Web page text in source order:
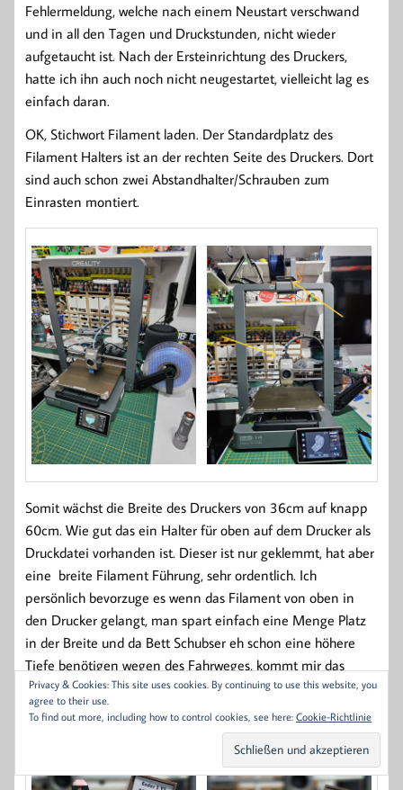
Fehlermeldung, welche nach einem Neustart verschwand
und in all den Tagen und Druckstunden, nicht wieder
aufgetaucht ist. Nach der Ersteinrichtung des Druckers,
hatte ich ihn auch noch nicht neugestartet, vielleicht lag es
einfach daran.
OK, Stichwort Filament laden. Der Standardplatz des
Filament Halters ist an der rechten Seite des Druckers. Dort
sind auch schon zwei Abstandhalter/Schrauben zum
Einrasten montiert.
Somit wächst die Breite des Druckers von 36cm auf knapp
60cm. Wie gut das ein Halter für oben auf dem Drucker als
Druckdatei vorhanden ist. Dieser ist nur geklemmt, hat aber
eine breite Filament Führung, sehr ordentlich. Ich
persönlich bevorzuge es wenn das Filament von oben in
den Drucker gelangt, man spart einfach eine Menge Platz
in der Breite und da Bett Schubser eh schon eine höhere
Tiefe benötigen wegen des Fahrweges, kommt mir das
gelegen.
Privacy & Cookies: This site uses cookies. By continuing to use this website, you
agree to their use.
To find out more, including how to control cookies, see here: Cookie-Richtlinie